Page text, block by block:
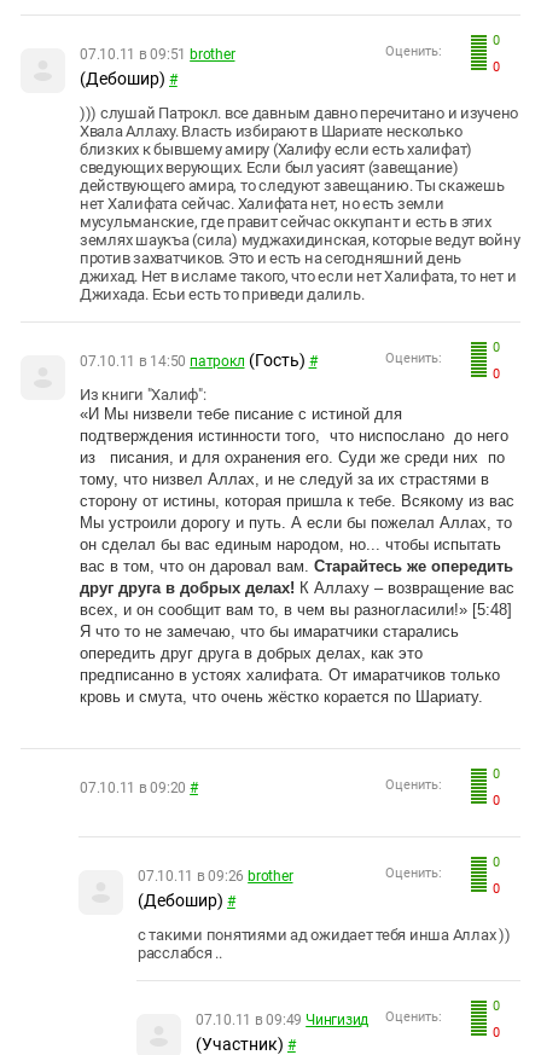
0
0
Оценить:
07.10.11 в 09:51 brother
(Дебошир) #
))) слушай Патрокл. все давным давно перечитано и изучено
Хвала Аллаху. Власть избирают в Шариате несколько
близких к бывшему амиру (Халифу если есть халифат)
сведующих верующих. Если был уасият (завещание)
действующего амира, то следуют завещанию. Ты скажешь
нет Халифата сейчас. Халифата нет, но есть земли
мусульманские, где правит сейчас оккупант и есть в этих
землях шаукъа (сила) муджахидинская, которые ведут войну
против захватчиков. Это и есть на сегодняшний день
джихад. Нет в исламе такого, что если нет Халифата, то нет и
Джихада. Есьи есть то приведи далиль.
0
0
Оценить:
07.10.11 в 14:50 патрокл (Гость) #
Из книги "Халиф":
«И Мы низвели тебе писание с истиной для
подтверждения истинности того, что ниспослано до него
из писания, и для охранения его. Суди же среди них по
тому, что низвел Аллах, и не следуй за их страстями в
сторону от истины, которая пришла к тебе. Всякому из вас
Мы устроили дорогу и путь. А если бы пожелал Аллах, то
он сделал бы вас единым народом, но... чтобы испытать
вас в том, что он даровал вам. Старайтесь же опередить
друг друга в добрых делах! К Аллаху – возвращение вас
всех, и он сообщит вам то, в чем вы разногласили!» [5:48]
Я что то не замечаю, что бы имаратчики старались
опередить друг друга в добрых делах, как это
предписанно в устоях халифата. От имаратчиков только
кровь и смута, что очень жёстко корается по Шариату.
0
0
Оценить:
07.10.11 в 09:20 #
0
0
Оценить:
07.10.11 в 09:26 brother
(Дебошир) #
с такими понятиями ад ожидает тебя инша Аллах ))
расслабся ..
0
0
Оценить:
07.10.11 в 09:49 Чингизид
(Участник) #